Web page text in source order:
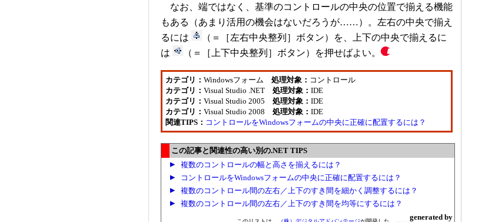
なお、端ではなく、基準のコントロールの中央の位置で揃える機能
もある（あまり活用の機会はないだろうが……）。左右の中央で揃え
るには
（＝［左右中央整列］ボタン）を、上下の中央で揃えるに
は
（＝［上下中央整列］ボタン）を押せばよい。
カテゴリ： Windowsフォーム 処理対象： コントロール
カテゴリ： Visual Studio .NET 処理対象： IDE
カテゴリ： Visual Studio 2005 処理対象： IDE
カテゴリ： Visual Studio 2008 処理対象： IDE
関連TIPS： コントロールをWindowsフォームの中央に正確に配置するには？
この記事と関連性の高い別の.NET TIPS
複数のコントロールの幅と高さを揃えるには？
コントロールをWindowsフォームの中央に正確に配置するには？
複数のコントロール間の左右／上下のすき間を細かく調整するには？
複数のコントロール間の左右／上下のすき間を均等にするには？
generated by